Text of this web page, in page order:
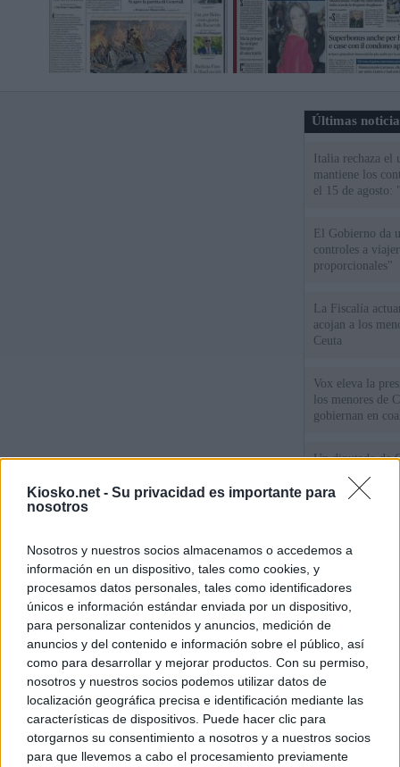
Kiosko.net - Su privacidad es importante para
nosotros
Nosotros y nuestros socios almacenamos o accedemos a
información en un dispositivo, tales como cookies, y
procesamos datos personales, tales como identificadores
únicos e información estándar enviada por un dispositivo,
para personalizar contenidos y anuncios, medición de
anuncios y del contenido e información sobre el público, así
como para desarrollar y mejorar productos. Con su permiso,
nosotros y nuestros socios podemos utilizar datos de
localización geográfica precisa e identificación mediante las
características de dispositivos. Puede hacer clic para
otorgarnos su consentimiento a nosotros y a nuestros socios
para que llevemos a cabo el procesamiento previamente
Últimas
Italia rechaza
mantiene los
el 15 de agosto:
El Gobierno da
controles a
proporcionales"
La Fiscalía
acojan a los
Ceuta
Vox eleva la
los menores de
gobiernan en
Un diputado de
ante la Fiscalía
los inmigrantes”
ministros
de Ceuta
© Kiosko.net Aviso Legal Privacidad y Cookies